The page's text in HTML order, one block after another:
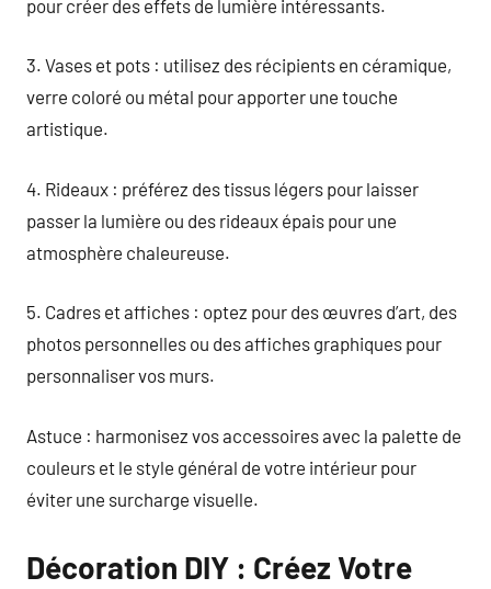
pour créer des effets de lumière intéressants.
3. Vases et pots : utilisez des récipients en céramique,
verre coloré ou métal pour apporter une touche
artistique.
4. Rideaux : préférez des tissus légers pour laisser
passer la lumière ou des rideaux épais pour une
atmosphère chaleureuse.
5. Cadres et affiches : optez pour des œuvres d’art, des
photos personnelles ou des affiches graphiques pour
personnaliser vos murs.
Astuce : harmonisez vos accessoires avec la palette de
couleurs et le style général de votre intérieur pour
éviter une surcharge visuelle.
Décoration DIY : Créez Votre